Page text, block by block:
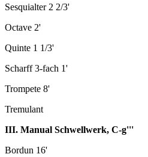
Sesquialter 2 2/3'
Octave 2'
Quinte 1 1/3'
Scharff 3-fach 1'
Trompete 8'
Tremulant
III. Manual Schwellwerk, C-g'''
Bordun 16'